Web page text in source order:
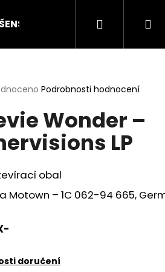
HODNOCENÍ STAVU
Hledat
Podrobnosti hodnocení
Wonder –
LP
obal
Motown – 1C 062-94 665,
doručení